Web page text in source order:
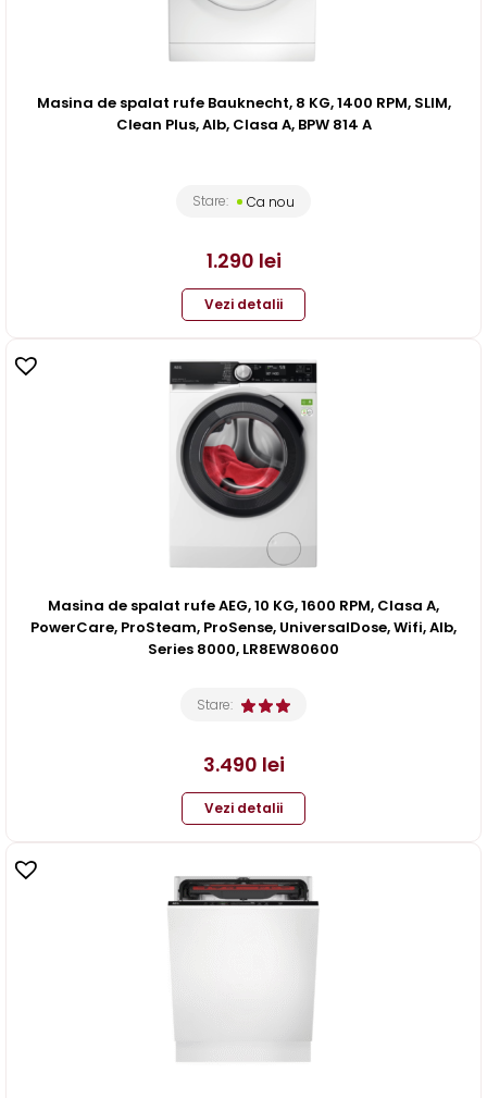
Masina de spalat rufe Bauknecht, 8 KG, 1400 RPM, SLIM,
Clean Plus, Alb, Clasa A, BPW 814 A
Stare: Ca nou
1.290 lei
Vezi detalii
Masina de spalat rufe AEG, 10 KG, 1600 RPM, Clasa A,
PowerCare, ProSteam, ProSense, UniversalDose, Wifi, Alb,
Series 8000, LR8EW80600
Stare:
3.490 lei
Vezi detalii